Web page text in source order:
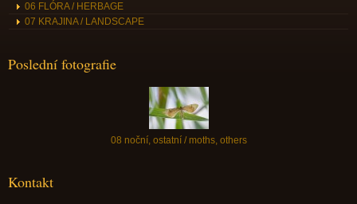
06 FLÓRA / HERBAGE
07 KRAJINA / LANDSCAPE
Poslední fotografie
08 noční, ostatní / moths, others
Kontakt